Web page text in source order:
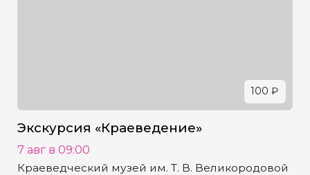
100 ₽
Экскурсия «Краеведение»
7 авг в 09:00
Краеведческий музей им. Т. В. Великородовой